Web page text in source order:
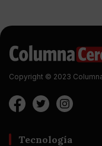
Copyright © 2023
Tecnología